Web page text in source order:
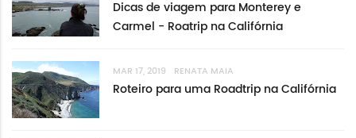
Dicas de viagem para Monterey e
Carmel - Roatrip na Califórnia
MAR 17, 2019 RENATA MAIA
Roteiro para uma Roadtrip na Califórnia